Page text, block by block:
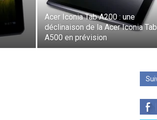
Acer Iconia Tab A200 : une
déclinaison de la Acer Iconia Tab
A500 en prévision